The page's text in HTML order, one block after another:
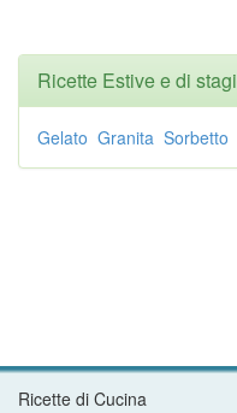
Ricette Estive e di
Gelato Granita Sorbetto
Ricette di Cucina